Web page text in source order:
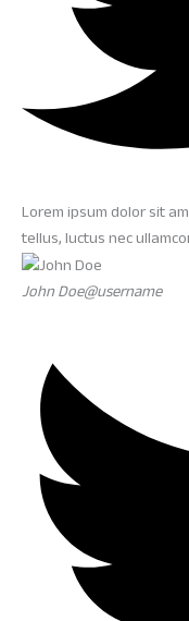
Lorem ipsum dolor sit
tellus, luctus nec
John Doe@username